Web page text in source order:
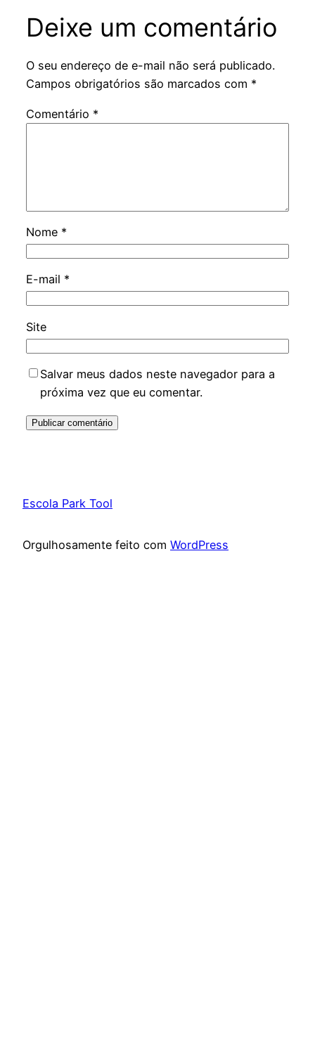
Deixe um comentário
O seu endereço de e-mail não será publicado.
Campos obrigatórios são marcados com *
Comentário *
Nome *
E-mail *
Site
Salvar meus dados neste navegador para a
próxima vez que eu comentar.
Escola Park Tool
Orgulhosamente feito com WordPress